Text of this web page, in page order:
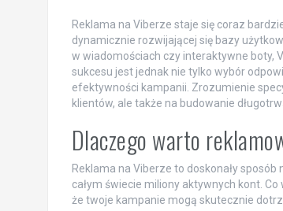
Reklama na Viberze staje się coraz
dynamicznie rozwijającej się bazy
w wiadomościach czy interaktywne boty,
sukcesu jest jednak nie tylko wybór
efektywności kampanii. Zrozumienie
klientów, ale także na budowanie
Dlaczego warto
Reklama na Viberze to doskonały
całym świecie miliony aktywnych kont.
że twoje kampanie mogą skutecznie